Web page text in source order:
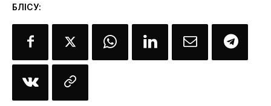
БӨЛІСУ: